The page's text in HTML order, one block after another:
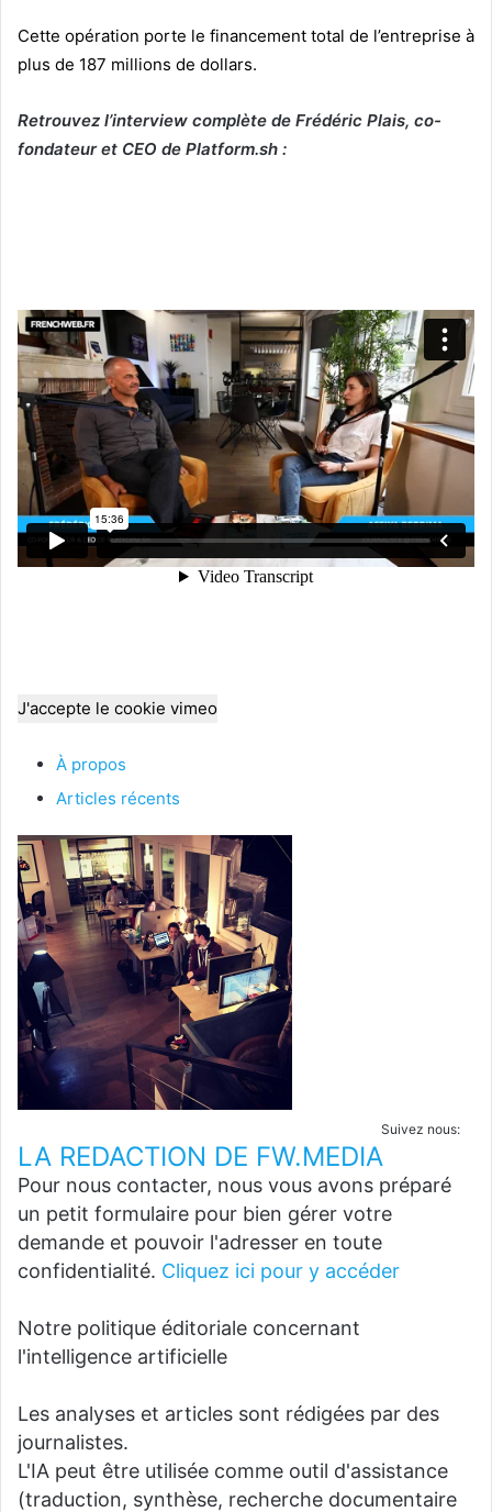
Cette opération porte le financement total de l’entreprise à
plus de 187 millions de dollars.
Retrouvez l’interview complète de Frédéric Plais, co-
fondateur et CEO de Platform.sh :
J'accepte le cookie vimeo
À propos
Articles récents
Suivez nous:
LA REDACTION DE FW.MEDIA
Pour nous contacter, nous vous avons préparé
un petit formulaire pour bien gérer votre
demande et pouvoir l'adresser en toute
confidentialité. Cliquez ici pour y accéder
Notre politique éditoriale concernant
l'intelligence artificielle
Les analyses et articles sont rédigées par des
journalistes.
L'IA peut être utilisée comme outil d'assistance
(traduction, synthèse, recherche documentaire